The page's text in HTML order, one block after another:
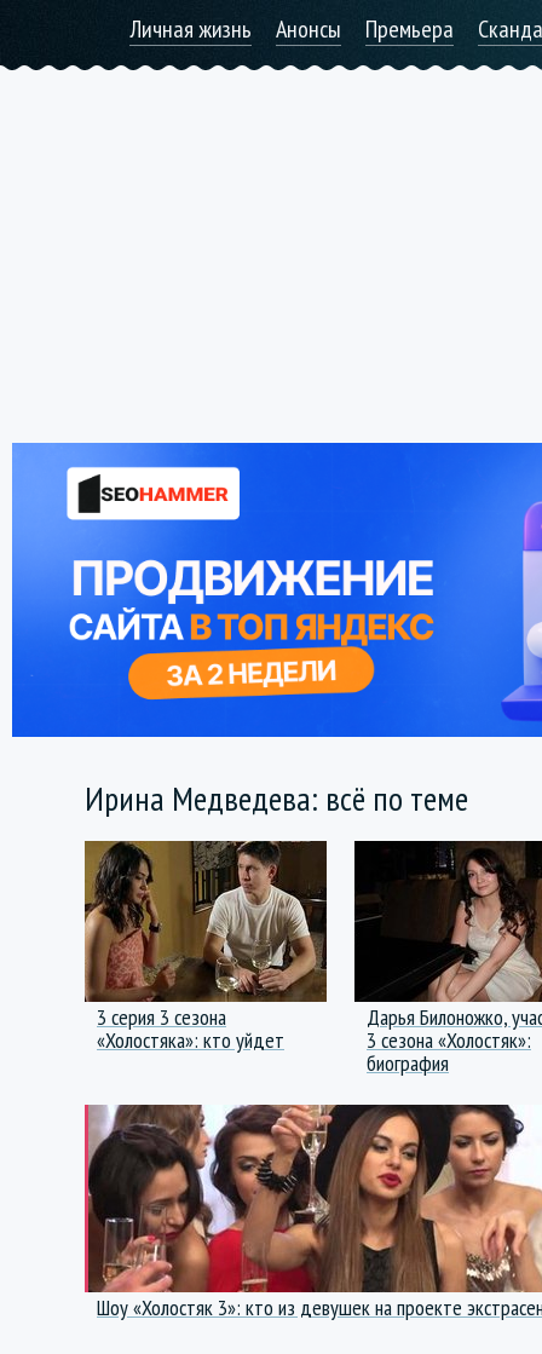
Личная жизнь Анонсы Премьера
Ирина Медведева: всё по теме
3 серия 3 сезона
«Холостяка»: кто уйдет
Дарья Билоножко,
3 сезона «Холостяк»:
биография
Шоу «Холостяк 3»: кто из девушек на проекте